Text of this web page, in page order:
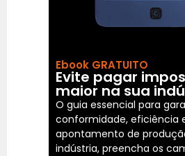
Ebook GRATUITO
Evite pagar
maior na sua
O guia essencial para
conformidade, eficiência
apontamento de
indústria, preencha os